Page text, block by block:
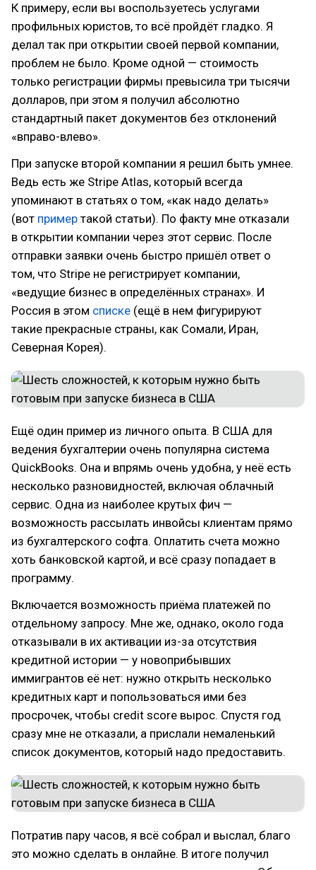
К примеру, если вы воспользуетесь услугами
профильных юристов, то всё пройдёт гладко. Я
делал так при открытии своей первой компании,
проблем не было. Кроме одной — стоимость
только регистрации фирмы превысила три тысячи
долларов, при этом я получил абсолютно
стандартный пакет документов без отклонений
«вправо-влево».
При запуске второй компании я решил быть умнее.
Ведь есть же Stripe Atlas, который всегда
упоминают в статьях о том, «как надо делать»
(вот пример такой статьи). По факту мне отказали
в открытии компании через этот сервис. После
отправки заявки очень быстро пришёл ответ о
том, что Stripe не регистрирует компании,
«ведущие бизнес в определённых странах». И
Россия в этом списке (ещё в нем фигурируют
такие прекрасные страны, как Сомали, Иран,
Северная Корея).
Ещё один пример из личного опыта. В США для
ведения бухгалтерии очень популярна система
QuickBooks. Она и впрямь очень удобна, у неё есть
несколько разновидностей, включая облачный
сервис. Одна из наиболее крутых фич —
возможность рассылать инвойсы клиентам прямо
из бухгалтерского софта. Оплатить счета можно
хоть банковской картой, и всё сразу попадает в
программу.
Включается возможность приёма платежей по
отдельному запросу. Мне же, однако, около года
отказывали в их активации из-за отсутствия
кредитной истории — у новоприбывших
иммигрантов её нет: нужно открыть несколько
кредитных карт и попользоваться ими без
просрочек, чтобы credit score вырос. Спустя год
сразу мне не отказали, а прислали немаленький
список документов, который надо предоставить.
Потратив пару часов, я всё собрал и выслал, благо
это можно сделать в онлайне. В итоге получил